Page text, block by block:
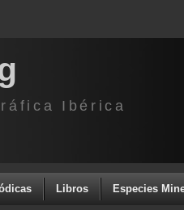
Ibérica
Libros Especies